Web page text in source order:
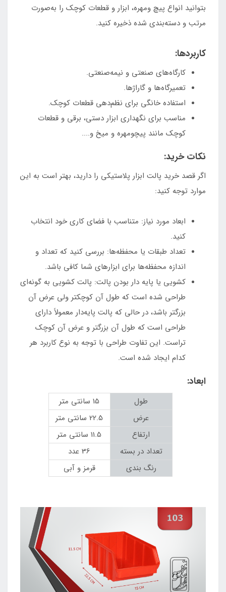
بتوانید انواع پیچ ومهره، ابزار و قطعات کوچک را به‌صورت
مرتب و دسته‌بندی شده ذخیره کنید.
کاربردها:
کارگاه‌های صنعتی و نیمه‌صنعتی.
تعمیرگاه‌ها و گاراژها.
استفاده خانگی برای نظم‌دهی قطعات کوچک.
مناسب برای نگهداری ابزار دستی، برقی و قطعات
کوچک مانند پیچومهره و میخ و....
نکات خرید:
اگر قصد خرید پالت ابزار پلاستیکی را دارید، بهتر است به این
موارد توجه کنید:
ابعاد مورد نیاز: متناسب با فضای کاری خود انتخاب
کنید.
تعداد طبقات یا محفظه‌ها: بررسی کنید که تعداد و
اندازه محفظه‌ها برای ابزارهای شما کافی باشد.
کشویی یا پایه دار بودن پالت: پالت کشویی به گونه‌ای
طراحی شده است که طول آن کوچکتر ولی عرض آن
بزرگتر باشد، در حالی که پالت پایه‌دار معمولاً دارای
طراحی است که طول آن بزرگتر و عرض آن کوچک
تراست. این تفاوت طراحی با توجه به نوع کاربرد هر
کدام ایجاد شده است.
ابعاد:
طول
15 سانتی متر
عرض
22.5 سانتی متر
ارتفاع
11.5 سانتی متر
تعداد در بسته
36 عدد
رنگ بندی
قرمز و آبی